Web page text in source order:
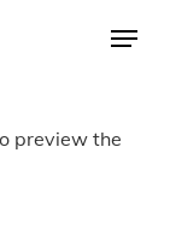
Menu
preview the